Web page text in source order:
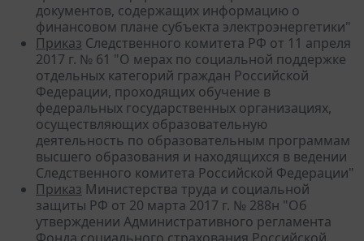
документов, содержащих информацию о
финансовом плане субъекта электроэнергетики"
Приказ Следственного комитета РФ от 11 апреля
2017 г. № 61 "О мерах по социальной поддержке
отдельных категорий граждан Российской
Федерации, проходящих обучение в
федеральных государственных организациях,
осуществляющих образовательную
деятельность по образовательным программам
высшего образования и находящихся в ведении
Следственного комитета Российской Федерации"
Приказ Министерства труда и социальной
защиты РФ от 20 марта 2017 г. № 288н "Об
утверждении Административного регламента